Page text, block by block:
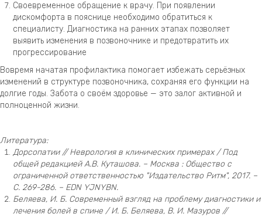
Своевременное обращение к врачу. При появлении
дискомфорта в пояснице необходимо обратиться к
специалисту. Диагностика на ранних этапах позволяет
выявить изменения в позвоночнике и предотвратить их
прогрессирование
Вовремя начатая профилактика помогает избежать серьёзных
изменений в структуре позвоночника, сохраняя его функции на
долгие годы. Забота о своём здоровье — это залог активной и
полноценной жизни.
Литература:
Дорсопатии // Неврология в клинических примерах / Под
общей редакцией А.В. Куташова. – Москва : Общество с
ограниченной ответственностью "Издательство Ритм", 2017. –
С. 269-286. – EDN YJNYBN.
Беляева, И. Б. Современный взгляд на проблему диагностики и
лечения болей в спине / И. Б. Беляева, В. И. Мазуров //